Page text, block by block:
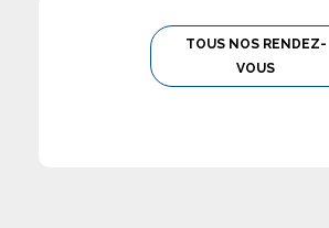
TOUS NOS RENDEZ-
VOUS